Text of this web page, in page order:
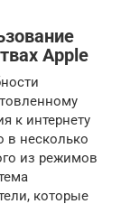
Apple
к интернету
в несколько
из режимов
которые